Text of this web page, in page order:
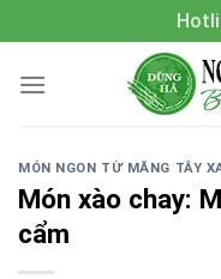
to
content
MÓN NGON TỪ MĂNG TÂY
Món xào chay:
cẩm